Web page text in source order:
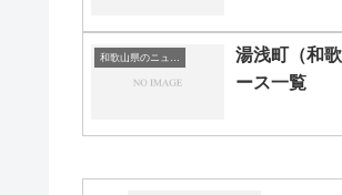
和歌山県のニュース一覧
湯浅町（和
ース一覧